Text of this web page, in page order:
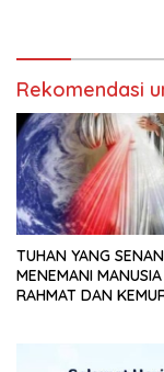
Rekomendasi
TUHAN YANG
MENEMANI
RAHMAT DAN